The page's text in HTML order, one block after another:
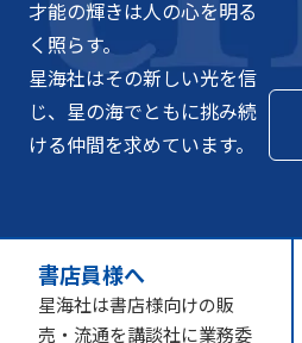
才能の輝きは人の心を明る
く照らす。
星海社はその新しい光を信
じ、星の海でともに挑み続
ける仲間を求めています。
書店員様へ
星海社は書店様向けの販
売・流通を講談社に業務委